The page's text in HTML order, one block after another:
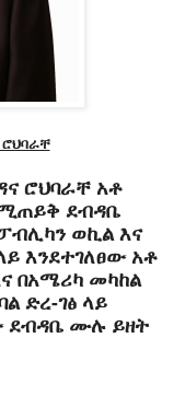
ሮህባራቸ
ሮህባራቸ አቶ
ደብዳቤ
ወኪል እና
እንደተገለፀው አቶ
በአሜሪካ መካከል
ድረ-ገፅ ላይ
ደብዳቤ ሙሉ ይዘት